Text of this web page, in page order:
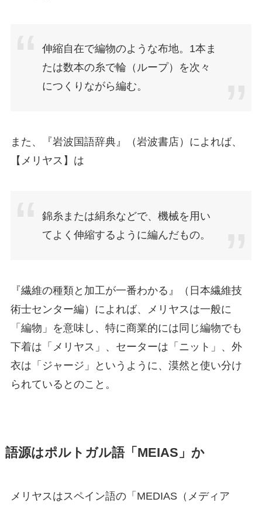
伸縮自在で編物のような布地。1本ま
たは数本の糸で輪（ループ）を次々
につくりながら編む。
また、『岩波国語辞典』（岩波書店）によれば、
【メリヤス】は
錦糸または絹糸などで、機械を用い
てよく伸縮するように編んだもの。
『繊維の種類と加工が一番わかる』（日本繊維技
術士センター編）によれば、メリヤスは一般に
「編物」を意味し、特に商業的には同じ編物でも
下着は「メリヤス」、セーターは「ニット」、外
衣は「ジャージ」というように、漠然と使い分け
られているとのこと。
語源はポルトガル語「MEIAS」か
メリヤスはスペイン語の「MEDIAS（メディア